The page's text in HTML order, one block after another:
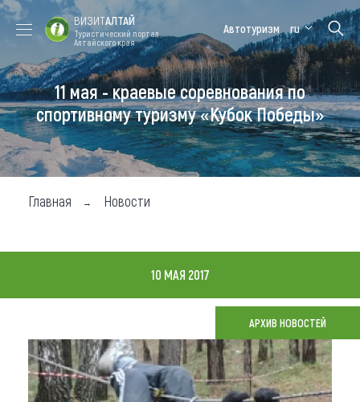
Форум VISIT
ALTAI
Цветение
маральника
Медицинский
форум
Алтайская
зимовка
Туры
Где побывать
Чем заняться
Где остановиться
Новости
Что привезти (сувениры)
ВИЗИТАЛТАЙ
Туристический портал
Алтайского края
Автотуризм ru
11 мая - краевые соревнования по
спортивному туризму «Кубок Победы»
Главная Новости
10 МАЯ 2017
АРХИВ НОВОСТЕЙ